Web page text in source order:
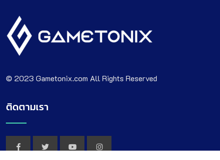
© 2023 Gametonix.com All Rights Reserved
ติดตามเรา